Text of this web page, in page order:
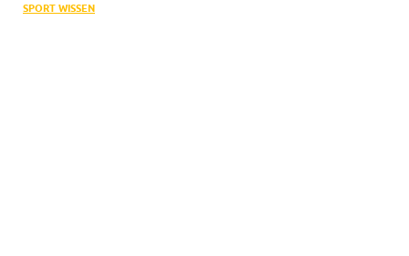
SPORT WISSEN